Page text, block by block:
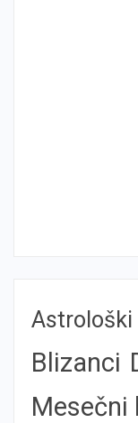
Astrološki
Blizanci
Mesečni